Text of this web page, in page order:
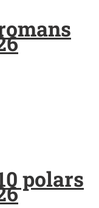
polars